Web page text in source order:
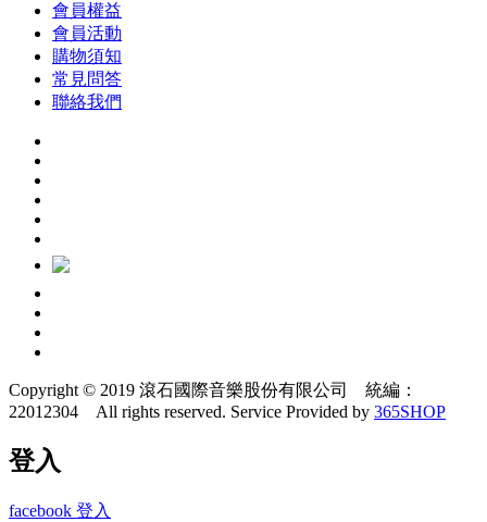
會員權益
會員活動
購物須知
常見問答
聯絡我們
Copyright © 2019 滾石國際音樂股份有限公司 統編：
22012304 All rights reserved. Service Provided by 365SHOP
登入
facebook 登入